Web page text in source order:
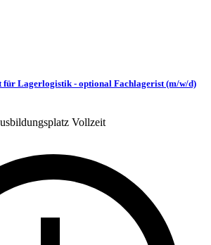
für Lagerlogistik - optional Fachlagerist (m/w/d)
Vollzeit